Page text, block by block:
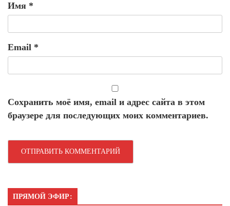
Имя *
Email *
Сохранить моё имя, email и адрес сайта в этом
браузере для последующих моих комментариев.
ПРЯМОЙ ЭФИР: